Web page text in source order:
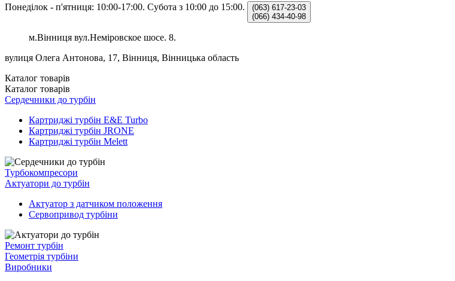
Понеділок - п'ятниця: 10:00-17:00. Субота з 10:00 до 15:00. (063) 617-23-03
(066) 434-40-98
м.Вінниця вул.Неміровское шосе. 8.
вулиця Олега Антонова, 17, Вінниця, Вінницька область
Каталог товарів
Каталог товарів
Сердечники до турбін
Картриджі турбін E&E Turbo
Картриджі турбін JRONE
Картриджі турбін Melett
Турбокомпресори
Актуатори до турбін
Актуатор з датчиком положення
Сервопривод турбіни
Ремонт турбін
Геометрія турбіни
Виробники